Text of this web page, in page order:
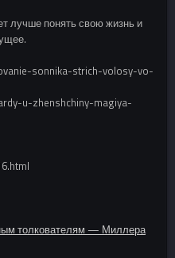
лучше понять свою жизнь и
sonnika-strich-volosy-vo-
u-zhenshchiny-magiya-
толкователям — Миллера